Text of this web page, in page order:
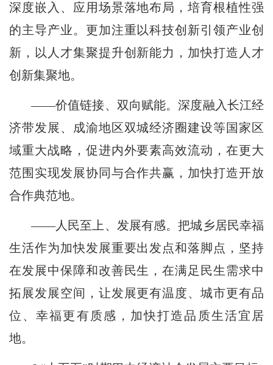
深度嵌入、应用场景落地布局，培育根植性强
的主导产业。更加注重以科技创新引领产业创
新，以人才集聚提升创新能力，加快打造人才
创新集聚地。
——价值链接、双向赋能。深度融入长江经
济带发展、成渝地区双城经济圈建设等国家区
域重大战略，促进内外要素高效流动，在更大
范围实现发展协同与合作共赢，加快打造开放
合作典范地。
——人民至上、发展有感。把城乡居民幸福
生活作为加快发展重要出发点和落脚点，坚持
在发展中保障和改善民生，在满足民生需求中
拓展发展空间，让发展更有温度、城市更有品
位、幸福更有质感，加快打造品质生活宜居
地。